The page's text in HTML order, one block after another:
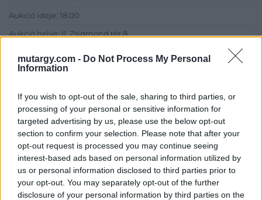
mutargy.com - Do Not Process My Personal
Information
If you wish to opt-out of the sale, sharing to third parties, or
processing of your personal or sensitive information for
targeted advertising by us, please use the below opt-out
section to confirm your selection. Please note that after your
opt-out request is processed you may continue seeing
interest-based ads based on personal information utilized by
us or personal information disclosed to third parties prior to
your opt-out. You may separately opt-out of the further
disclosure of your personal information by third parties on the
Aukció ideje: 18:00
Aukció helye: II. Zsigmond tér 8.
Eladó: Műgyűjtők Háza Kft.
Cím: Dudás Attila
Műgyűjtők Háza kft.
Budapest
1023.Bp. Zsigmond tér 11.
1023
Telefon: 18008123